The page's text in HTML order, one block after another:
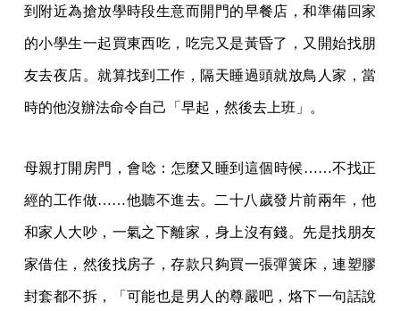
到附近為搶放學時段生意而開門的早餐店，和準備回家
的小學生一起買東西吃，吃完又是黃昏了，又開始找朋
友去夜店。就算找到工作，隔天睡過頭就放鳥人家，當
時的他沒辦法命令自己「早起，然後去上班」。
母親打開房門，會唸：怎麼又睡到這個時候……不找正
經的工作做……他聽不進去。二十八歲發片前兩年，他
和家人大吵，一氣之下離家，身上沒有錢。先是找朋友
家借住，然後找房子，存款只夠買一張彈簧床，連塑膠
封套都不拆，「可能也是男人的尊嚴吧，烙下一句話說